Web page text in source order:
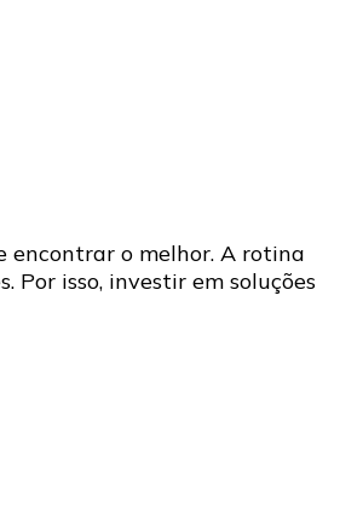
encontrar o melhor. A rotina
Por isso, investir em soluções